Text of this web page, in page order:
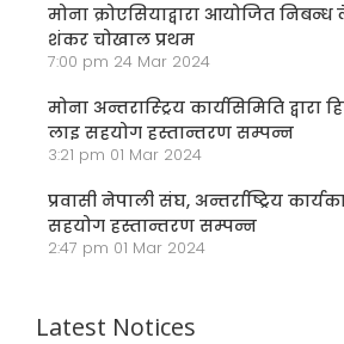
मोना क्रोएसियाद्वारा आयोजित
शंकर चोखाल प्रथम
7:00 pm 24 Mar 2024
मोना अन्तरास्ट्रिय कार्यसिमिति द्वारा
लाइ सहयोग हस्तान्तरण सम्पन्न
3:21 pm 01 Mar 2024
प्रवासी नेपाली संघ, अन्तर्राष्ट्रिय
सहयोग हस्तान्तरण सम्पन्न
2:47 pm 01 Mar 2024
Latest Notices